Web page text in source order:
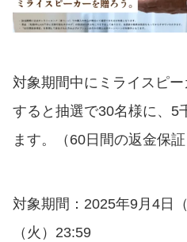
対象期間中にミライスピ
すると抽選で30名様に、5
ます。（60日間の返金保証
対象期間：2025年9月4日
（火）23:59